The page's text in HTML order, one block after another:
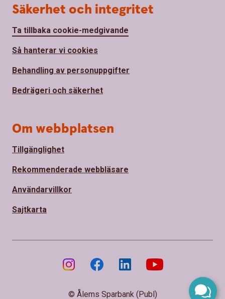
Säkerhet och integritet
Ta tillbaka cookie-medgivande
Så hanterar vi cookies
Behandling av personuppgifter
Bedrägeri och säkerhet
Om webbplatsen
Tillgänglighet
Rekommenderade webbläsare
Användarvillkor
Sajtkarta
© Ålems Sparbank (Publ)